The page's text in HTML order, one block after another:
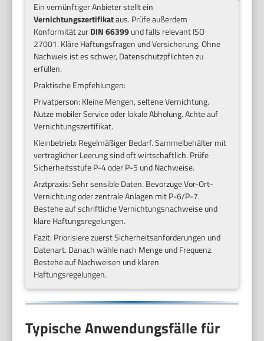
Ein vernünftiger Anbieter stellt ein
Vernichtungszertifikataus. Prüfe außerdem
Konformität zurDIN 66399und falls relevant ISO
27001. Kläre Haftungsfragen und Versicherung. Ohne
Nachweis ist es schwer, Datenschutzpflichten zu
erfüllen.
Praktische Empfehlungen:
Privatperson: Kleine Mengen, seltene Vernichtung.
Nutze mobiler Service oder lokale Abholung. Achte auf
Vernichtungszertifikat.
Kleinbetrieb: Regelmäßiger Bedarf. Sammelbehälter mit
vertraglicher Leerung sind oft wirtschaftlich. Prüfe
Sicherheitsstufe P-4 oder P-5 und Nachweise.
Arztpraxis: Sehr sensible Daten. Bevorzuge Vor-Ort-
Vernichtung oder zentrale Anlagen mit P-6/P-7.
Bestehe auf schriftliche Vernichtungsnachweise und
klare Haftungsregelungen.
Fazit: Priorisiere zuerst Sicherheitsanforderungen und
Datenart. Danach wähle nach Menge und Frequenz.
Bestehe auf Nachweisen und klaren
Haftungsregelungen.
Typische Anwendungsfälle für